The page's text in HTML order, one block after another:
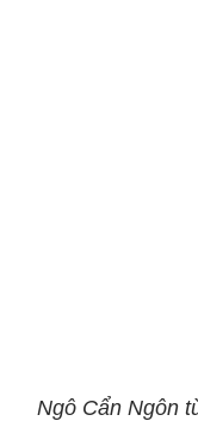
Ngô Cẩn Ngôn